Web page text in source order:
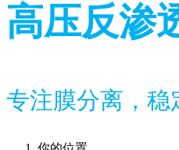
高压反渗
专注膜分离，稳